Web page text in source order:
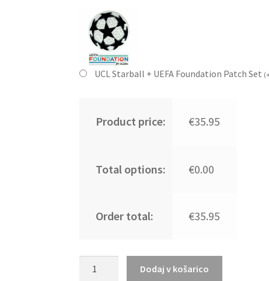
UCL Starball + UEFA Foundation Patch Set (+
Product price: €35.95
Total options: €0.00
Order total: €35.95
Dodaj v košarico